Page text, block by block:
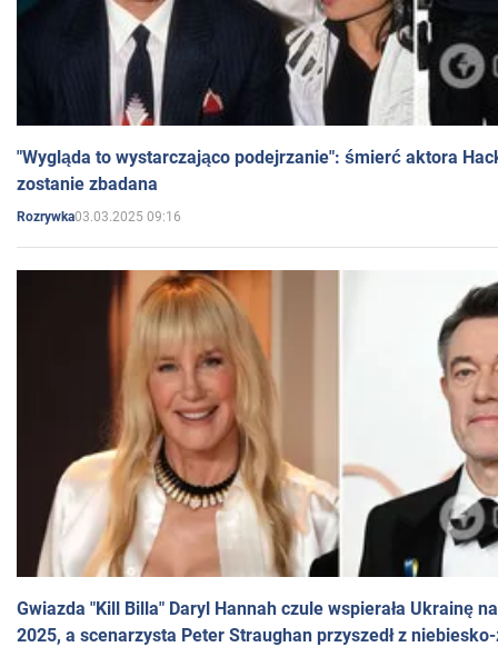
"Wygląda to wystarczająco podejrzanie": śmierć aktora
zostanie zbadana
Rozrywka03.03.2025 09:16
Gwiazda "Kill Billa" Daryl Hannah czule wspierała Ukrainę
2025, a scenarzysta Peter Straughan przyszedł z